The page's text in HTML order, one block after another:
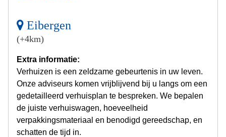
Eibergen
(+4km)
Extra informatie:
Verhuizen is een zeldzame gebeurtenis in uw leven.
Onze adviseurs komen vrijblijvend bij u langs om een
gedetailleerd verhuisplan te bespreken. We bepalen
de juiste verhuiswagen, hoeveelheid
verpakkingsmateriaal en benodigd gereedschap, en
schatten de tijd in.